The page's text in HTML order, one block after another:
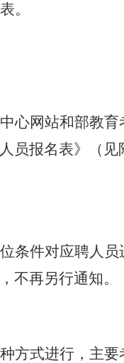
。
中心网站和部教育
员报名表》（
条件对应聘人
不再另行通知。
方式进行，主